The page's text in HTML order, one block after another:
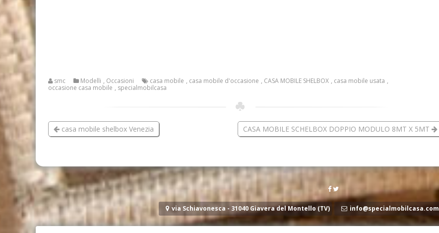
smc Modelli , Occasioni casa mobile , casa mobile d'occasione , CASA MOBILE SHELBOX , casa mobile usata ,
occasione casa mobile , specialmobilcasa
casa mobile shelbox Venezia CASA MOBILE SCHELBOX DOPPIO MODULO 8MT X 5MT
via Schiavonesca - 31040 Giavera del Montello (TV) info@specialmobilcasa.com